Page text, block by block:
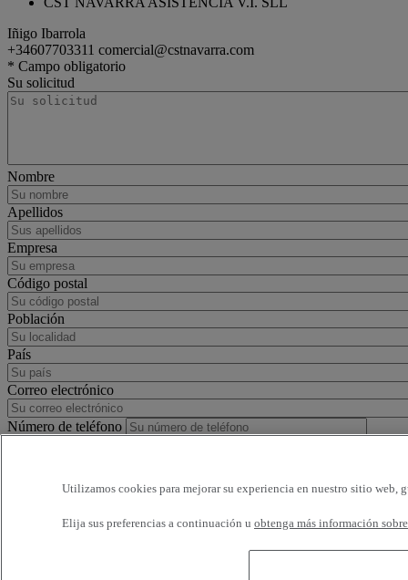
Iñigo Ibarrola
+34607703311 comercial@cstnavarra.com
tractor
Renault Trucks T
* Campo obligatorio
Su solicitud
Nombre
Apellidos
Empresa
Código postal
Población
País
Correo electrónico
Número de teléfono
red, con encuestas o información relativa a los productos y servicios
Utilizamos cookies para mejorar su experiencia en nuestro sitio web,
Elija sus preferencias a continuación u obtenga más información